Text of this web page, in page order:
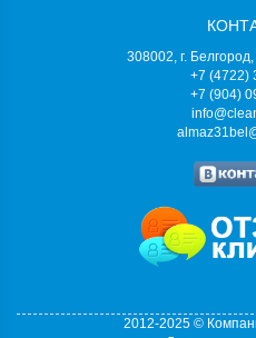
308002, г.
+7 (4722)
+7 (904)
2012-2025 ©